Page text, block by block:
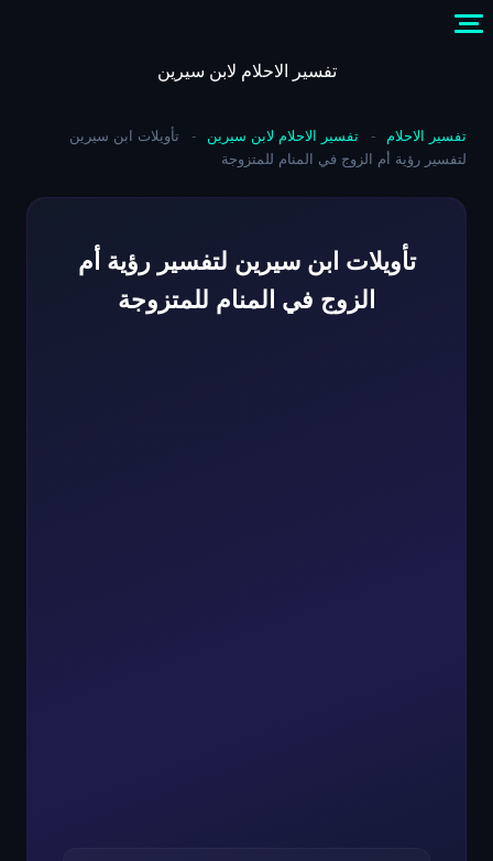
content
تفسير الاحلام لابن سيرين
تفسير الاحلام - تفسير الاحلام لابن سيرين -
تأويلات ابن سيرين
لتفسير رؤية أم الزوج في المنام للمتزوجة
تأويلات ابن سيرين لتفسير رؤية أم
الزوج في المنام للمتزوجة